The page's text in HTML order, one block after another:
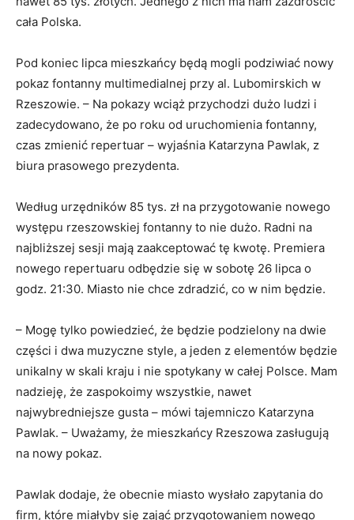
cała Polska.
Pod koniec lipca mieszkańcy będą mogli podziwiać nowy
pokaz fontanny multimedialnej przy al. Lubomirskich w
Rzeszowie. – Na pokazy wciąż przychodzi dużo ludzi i
zadecydowano, że po roku od uruchomienia fontanny,
czas zmienić repertuar – wyjaśnia Katarzyna Pawlak, z
biura prasowego prezydenta.
Według urzędników 85 tys. zł na przygotowanie nowego
występu rzeszowskiej fontanny to nie dużo. Radni na
najbliższej sesji mają zaakceptować tę kwotę. Premiera
nowego repertuaru odbędzie się w sobotę 26 lipca o
godz. 21:30. Miasto nie chce zdradzić, co w nim będzie.
– Mogę tylko powiedzieć, że będzie podzielony na dwie
części i dwa muzyczne style, a jeden z elementów będzie
unikalny w skali kraju i nie spotykany w całej Polsce. Mam
nadzieję, że zaspokoimy wszystkie, nawet
najwybredniejsze gusta – mówi tajemniczo Katarzyna
Pawlak. – Uważamy, że mieszkańcy Rzeszowa zasługują
na nowy pokaz.
Pawlak dodaje, że obecnie miasto wysłało zapytania do
firm, które miałyby się zająć przygotowaniem nowego